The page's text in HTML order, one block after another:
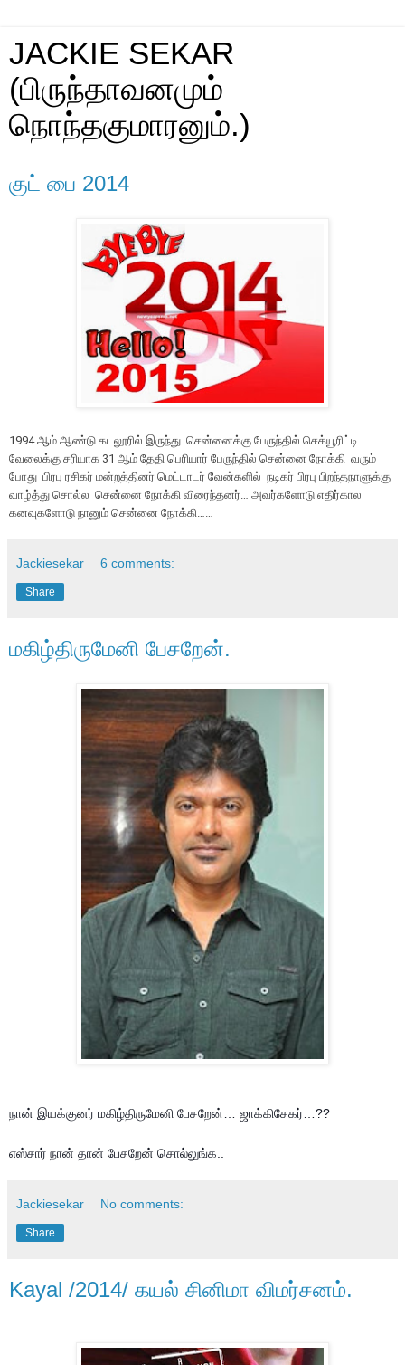
JACKIE SEKAR
(பிருந்தாவனமும்
நொந்தகுமாரனும்.)
குட் பை 2014
1994 ஆம் ஆண்டு கடலூரில் இருந்து சென்னைக்கு பேருந்தில் செக்யூரிட்டி
வேலைக்கு சரியாக 31 ஆம் தேதி பெரியார் பேருந்தில் சென்னை நோக்கி வரும்
போது பிரபு ரசிகர் மன்றத்தினர் மெட்டாடர் வேன்களில் நடிகர் பிரபு பிறந்தநாளுக்கு
வாழ்த்து சொல்ல சென்னை நோக்கி விரைந்தனர்… அவர்களோடு எதிர்கால
கனவுகளோடு நானும் சென்னை நோக்கி……
Jackiesekar 6 comments:
Share
மகிழ்திருமேனி பேசறேன்.
நான் இயக்குனர் மகிழ்திருமேனி பேசறேன்… ஜாக்கிசேகர்…??
எஸ்சார் நான் தான் பேசறேன் சொல்லுங்க..
Jackiesekar No comments:
Share
Kayal /2014/ கயல் சினிமா விமர்சனம்.